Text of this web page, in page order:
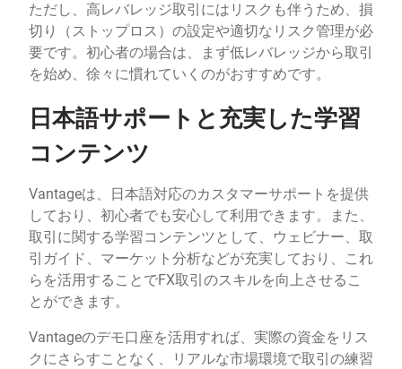
ただし、高レバレッジ取引にはリスクも伴うため、損
切り（ストップロス）の設定や適切なリスク管理が必
要です。初心者の場合は、まず低レバレッジから取引
を始め、徐々に慣れていくのがおすすめです。
日本語サポートと充実した学習
コンテンツ
Vantageは、日本語対応のカスタマーサポートを提供
しており、初心者でも安心して利用できます。また、
取引に関する学習コンテンツとして、ウェビナー、取
引ガイド、マーケット分析などが充実しており、これ
らを活用することでFX取引のスキルを向上させるこ
とができます。
Vantageのデモ口座を活用すれば、実際の資金をリス
クにさらすことなく、リアルな市場環境で取引の練習